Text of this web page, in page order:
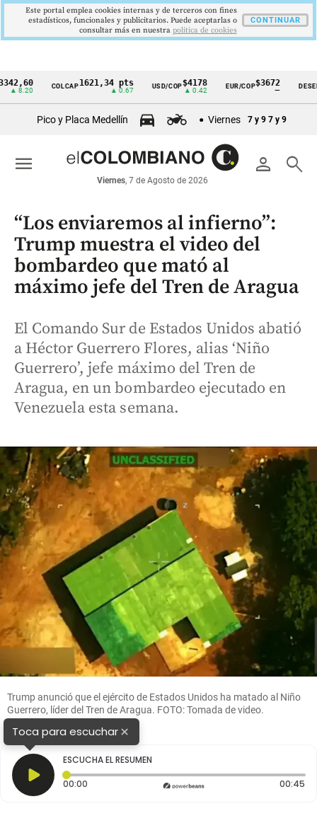
Cintillo
económicos
Colombia
COLCAP1621,34 pts USD/COP$4178
▲ 0.42
EUR/COP$3672
—
DESEMPLEO
Pico y Placa Medellín Viernes 7 y 9 7 y 9
person search
Viernes, 7 de Agosto de 2026
menu
“Los enviaremos al infierno”:
Trump muestra el video del
bombardeo que mató al
máximo jefe del Tren de Aragua
El Comando Sur de Estados Unidos abatió
a Héctor Guerrero Flores, alias ‘Niño
Guerrero’, jefe máximo del Tren de
Aragua, en un bombardeo ejecutado en
Venezuela esta semana.
Trump anunció que el ejército de Estados Unidos ha matado al Niño
Guerrero, líder del Tren de Aragua. FOTO: Tomada de video.
Toca para escuchar×
ESCUCHA EL RESUMEN
00:00 Tiempo transcurrido: 0 segundos 00:45
Este portal emplea cookies internas y de terceros con fines
estadísticos, funcionales y publicitarios. Puede aceptarlas o
consultar más en nuestra politica de cookies
CONTINUAR